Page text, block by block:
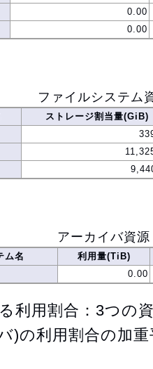
0.00
0.00
ファイルシステム
ストレージ割当量(GiB)
アーカイバ資源
ム名
利用量(TiB)
0.00
利用割合：3つの
)の利用割合の加重